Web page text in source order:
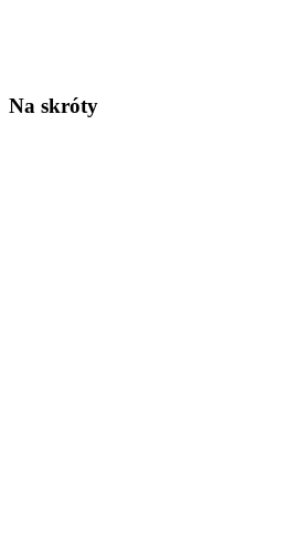
Na skróty